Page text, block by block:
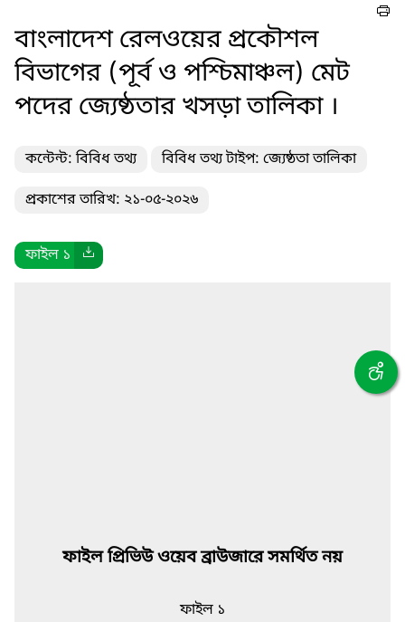
বাংলাদেশ রেলওয়ের প্রকৌশল
বিভাগের (পূর্ব ও পশ্চিমাঞ্চল) মেট
পদের জ্যেষ্ঠতার খসড়া তালিকা ।
কন্টেন্ট: বিবিধ তথ্য বিবিধ তথ্য টাইপ: জ্যেষ্ঠতা তালিকা
প্রকাশের তারিখ: ২১-০৫-২০২৬
ফাইল ১
ফাইল প্রিভিউ ওয়েব ব্রাউজারে সমর্থিত নয়
ফাইল ১